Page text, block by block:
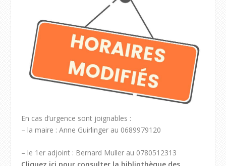
En cas d’urgence sont joignables :
– la maire : Anne Guirlinger au 0689979120
– le 1er adjoint : Bernard Muller au 0780512313